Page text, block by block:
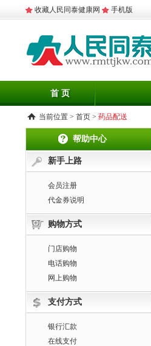
收藏人民同泰健康网 手机版
首 页
当前位置 > 首页 > 药品配送
帮助中心
新手上路
会员注册
代金券说明
购物方式
门店购物
电话购物
网上购物
支付方式
银行汇款
在线支付